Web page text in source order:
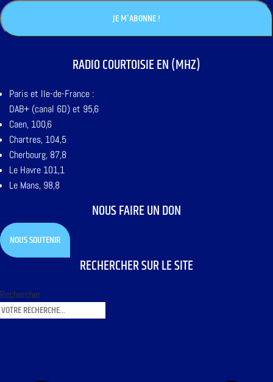
RADIO COURTOISIE EN (MHZ)
Paris et Ile-de-France :
DAB+ (canal 6D) et 95,6
Caen, 100,6
Chartres, 104,5
Cherbourg, 87,8
Le Havre 101,1
Le Mans, 98,8
NOUS FAIRE UN DON
NOUS SOUTENIR
RECHERCHER SUR LE SITE
Rechercher